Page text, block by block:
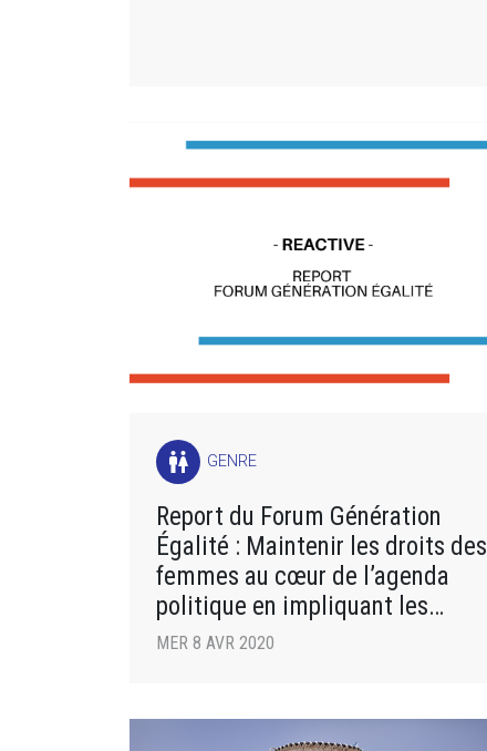
wc GENRE
Report du Forum Génération
Égalité : Maintenir les droits des
femmes au cœur de l’agenda
politique en impliquant les
mouvements féministes !
MER 8 AVR 2020